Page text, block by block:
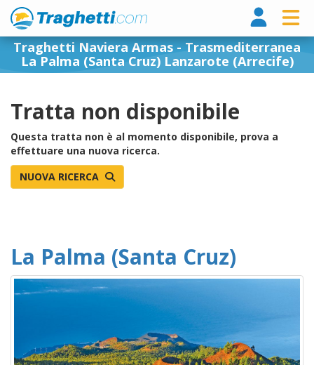
Traghetti Naviera Armas - Trasmediterranea
La Palma (Santa Cruz) Lanzarote (Arrecife)
Tratta non disponibile
Questa tratta non è al momento disponibile, prova a
effettuare una nuova ricerca.
NUOVA RICERCA
La Palma (Santa Cruz)